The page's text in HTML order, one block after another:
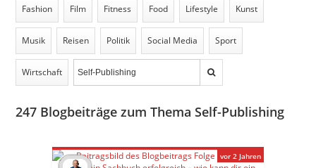
Fashion Film Fitness Food Lifestyle Kunst
Musik Reisen Politik Social Media Sport
Wirtschaft
247 Blogbeiträge zum Thema Self-Publishing
vor 2 Jahren